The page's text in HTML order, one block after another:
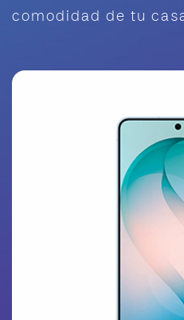
comodidad de tu